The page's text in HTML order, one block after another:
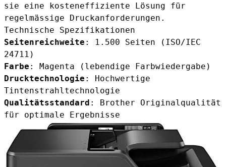
sie eine kosteneffiziente Lösung für
regelmässige Druckanforderungen.
Technische Spezifikationen
Seitenreichweite : 1.500 Seiten (ISO/IEC
24711)
Farbe : Magenta (lebendige Farbwiedergabe)
Drucktechnologie : Hochwertige
Tintenstrahltechnologie
Qualitätsstandard : Brother Originalqualität
für optimale Ergebnisse